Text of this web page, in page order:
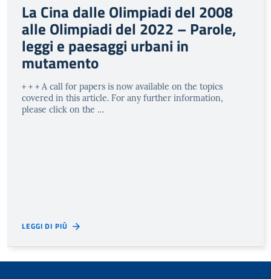
La Cina dalle Olimpiadi del 2008
alle Olimpiadi del 2022 – Parole,
leggi e paesaggi urbani in
mutamento
+ + + A call for papers is now available on the topics
covered in this article. For any further information,
please click on the …
LEGGI DI PIÙ